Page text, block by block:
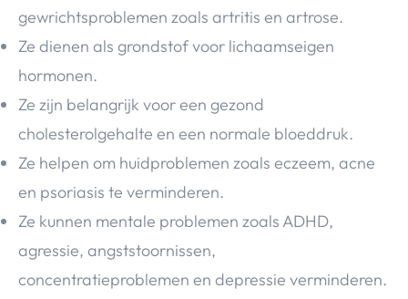
gewrichtsproblemen zoals artritis en artrose.
Ze dienen als grondstof voor lichaamseigen
hormonen.
Ze zijn belangrijk voor een gezond
cholesterolgehalte en een normale bloeddruk.
Ze helpen om huidproblemen zoals eczeem, acne
en psoriasis te verminderen.
Ze kunnen mentale problemen zoals ADHD,
agressie, angststoornissen,
concentratieproblemen en depressie verminderen.